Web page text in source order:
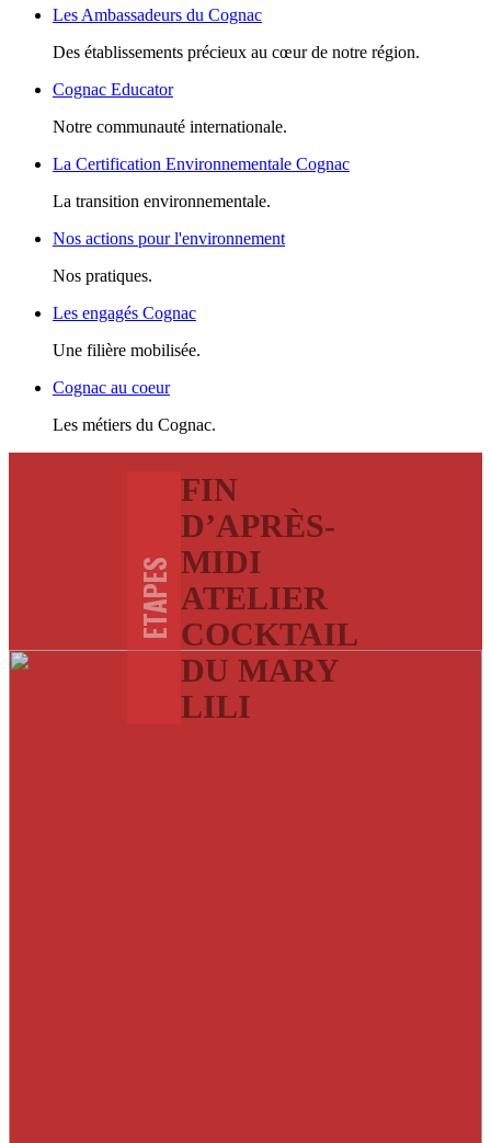
Les Ambassadeurs du Cognac
Des établissements précieux au cœur de notre région.
Cognac Educator
Notre communauté internationale.
La Certification Environnementale Cognac
La transition environnementale.
Nos actions pour l'environnement
Nos pratiques.
Les engagés Cognac
Une filière mobilisée.
Cognac au coeur
Les métiers du Cognac.
ETAPES
FIN
D’APRÈS-
MIDI
ATELIER
COCKTAIL
DU MARY
LILI